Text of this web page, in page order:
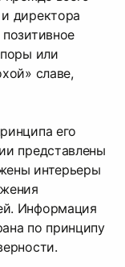
директора
или
славе,
его
представлены
интерьеры
Информация
по принципу